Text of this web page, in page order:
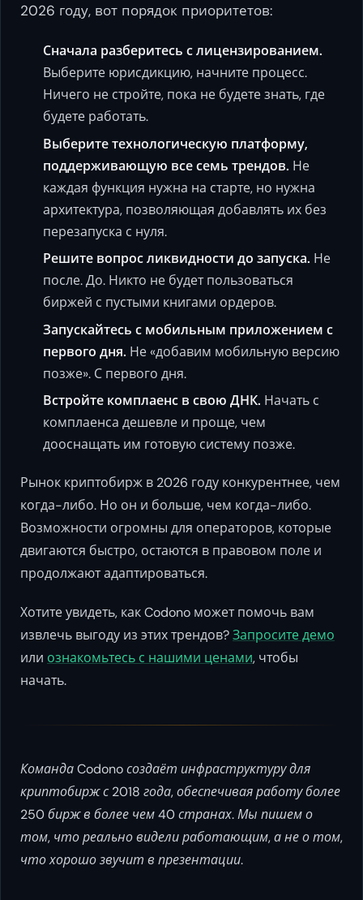
2026 году, вот порядок приоритетов:
Сначала разберитесь с лицензированием.
Выберите юрисдикцию, начните процесс.
Ничего не стройте, пока не будете знать, где
будете работать.
Выберите технологическую платформу,
поддерживающую все семь трендов. Не
каждая функция нужна на старте, но нужна
архитектура, позволяющая добавлять их без
перезапуска с нуля.
Решите вопрос ликвидности до запуска. Не
после. До. Никто не будет пользоваться
биржей с пустыми книгами ордеров.
Запускайтесь с мобильным приложением с
первого дня. Не «добавим мобильную версию
позже». С первого дня.
Встройте комплаенс в свою ДНК. Начать с
комплаенса дешевле и проще, чем
дооснащать им готовую систему позже.
Рынок криптобирж в 2026 году конкурентнее, чем
когда-либо. Но он и больше, чем когда-либо.
Возможности огромны для операторов, которые
двигаются быстро, остаются в правовом поле и
продолжают адаптироваться.
Хотите увидеть, как Codono может помочь вам
извлечь выгоду из этих трендов?Запросите демо
или ознакомьтесь с нашими ценами, чтобы
начать.
Команда Codono создаёт инфраструктуру для
криптобирж с 2018 года, обеспечивая работу более
250 бирж в более чем 40 странах. Мы пишем о
том, что реально видели работающим, а не о том,
что хорошо звучит в презентации.